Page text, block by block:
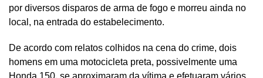
por diversos disparos de arma de fogo e morreu ainda no
local, na entrada do estabelecimento.
De acordo com relatos colhidos na cena do crime, dois
homens em uma motocicleta preta, possivelmente uma